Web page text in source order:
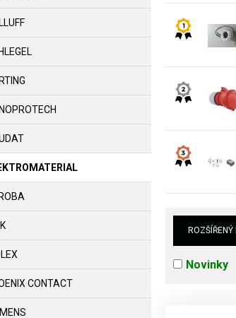
CONTACT
ROZŠÍŘENÝ
Novinky